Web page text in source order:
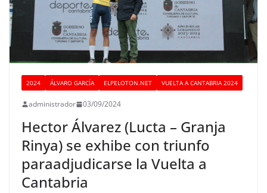
2024 ÁLVARO GARCÍA ELPELOTON.NET VUELTA A CANTABRIA 2024
administrador 03/09/2024
Hector Álvarez (Lucta – Granja
Rinya) se exhibe con triunfo
paraadjudicarse la Vuelta a
Cantabria